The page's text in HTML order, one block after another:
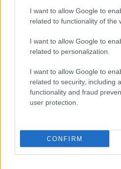
I want to allow Google to
related to functionality of the
I want to allow Google to
related to personalization.
I want to allow Google to
related to security, including
functionality and fraud
user protection.
CONFIRM
Αθλητισμός| 24.01.2024
Ο Ντοκ Ρίβερς είναι
του Γιάννη
Μιλγουόκι Μπακς
Έχει κατακτήσει το